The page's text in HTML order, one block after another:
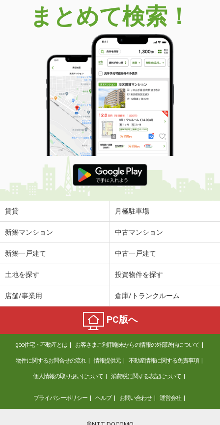
高知県高知市南川添
価 格
6.30万円
高知県高知市南川添
43.5m²
間取り
1LDK
高知県高知市朝倉丙
価 格
5.80万円
住 所
高知県高知市朝倉丙
専有面積 37.5m²
間取り
1LDK
高知県高知市北久保
価 格
5.40万円
住 所
高知県高知市北久保
専有面積
高知県高知市山ノ端町
6.60万円
7万円
住 所
高知県高知市南御座
専有面積 43.99m²
間取り
1LDK
高知県南国市大そね甲
価 格
6.30万円
住 所
高知県南国市大そね甲
50.86m²
まとめて検索！
賃貸 月極駐車場
新築マンション 中古マンション
新築一戸建て 中古一戸建て
土地を探す 投資物件を探す
店舗/事業用 倉庫/トランクルーム
PC版へ
goo住宅・不動産とは お客さまご利用端末からの情報の外部送信について
物件に関するお問合せの流れ 情報提供元 不動産情報に関する免責事項
個人情報の取り扱いについて 消費税に関する表記について
プライバシーポリシー ヘルプ お問い合わせ 運営会社